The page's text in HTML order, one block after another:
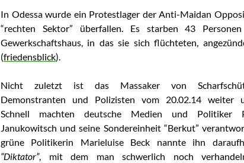
In Odessa wurde ein Protestlager der Anti-Maidan
“rechten Sektor” überfallen. Es starben 43
Gewerkschaftshaus, in das sie sich flüchteten,
(friedensblick).
Nicht zuletzt ist das Massaker von
Demonstranten und Polizisten vom 20.02.14 weiter
Schnell machten deutsche Medien und Politiker
Janukowitsch und seine Sondereinheit “Berkut”
grüne Politikerin Marieluise Beck nannte ihn
“Diktator”, mit dem man schwerlich noch